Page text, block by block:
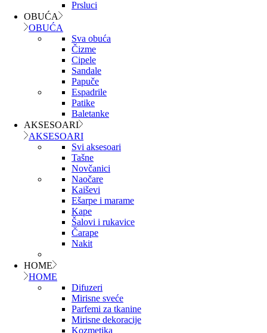
Prsluci
OBUĆA
OBUĆA
Sva obuća
Čizme
Cipele
Sandale
Papuče
Espadrile
Patike
Baletanke
AKSESOARI
AKSESOARI
Svi aksesoari
Tašne
Novčanici
Naočare
Kaiševi
Ešarpe i marame
Kape
Šalovi i rukavice
Čarape
Nakit
HOME
HOME
Difuzeri
Mirisne sveće
Parfemi za tkanine
Mirisne dekoracije
Kozmetika